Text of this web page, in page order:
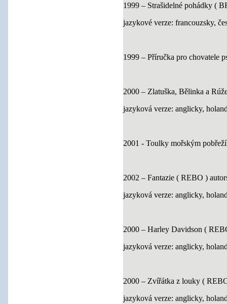
1999 – Strašidelné pohádky (
jazykové verze: francouzsky,
1999 – Příručka pro chovatele
2000 – Zlatuška, Bělinka a
jazyková verze: anglicky,
2001 - Toulky mořským
2002 – Fantazie ( REBO )
jazyková verze: anglicky,
2000 – Harley Davidson (
jazyková verze: anglicky,
2000 – Zvířátka z louky (
jazyková verze: anglicky,